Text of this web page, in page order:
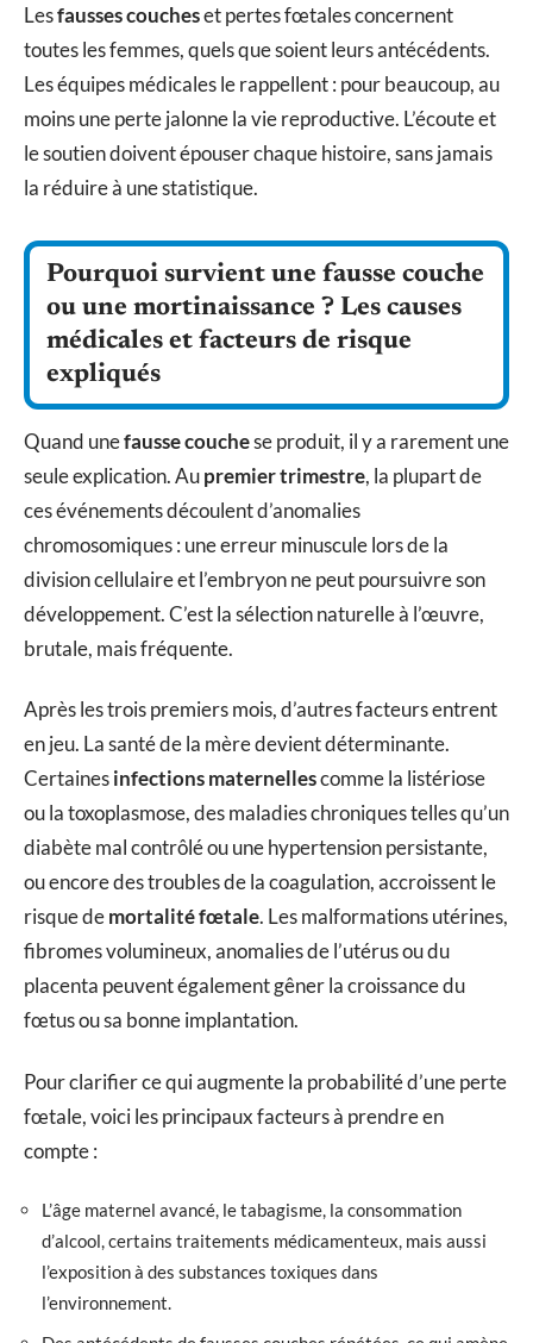
Lesfausses coucheset pertes fœtales concernent
toutes les femmes, quels que soient leurs antécédents.
Les équipes médicales le rappellent : pour beaucoup, au
moins une perte jalonne la vie reproductive. L’écoute et
le soutien doivent épouser chaque histoire, sans jamais
la réduire à une statistique.
Pourquoi survient une fausse couche
ou une mortinaissance ? Les causes
médicales et facteurs de risque
expliqués
Quand unefausse couchese produit, il y a rarement une
seule explication. Aupremier trimestre, la plupart de
ces événements découlent d’anomalies
chromosomiques : une erreur minuscule lors de la
division cellulaire et l’embryon ne peut poursuivre son
développement. C’est la sélection naturelle à l’œuvre,
brutale, mais fréquente.
Après les trois premiers mois, d’autres facteurs entrent
en jeu. La santé de la mère devient déterminante.
Certainesinfections maternellescomme la listériose
ou la toxoplasmose, des maladies chroniques telles qu’un
diabète mal contrôlé ou une hypertension persistante,
ou encore des troubles de la coagulation, accroissent le
risque demortalité fœtale. Les malformations utérines,
fibromes volumineux, anomalies de l’utérus ou du
placenta peuvent également gêner la croissance du
fœtus ou sa bonne implantation.
Pour clarifier ce qui augmente la probabilité d’une perte
fœtale, voici les principaux facteurs à prendre en
compte :
L’âge maternel avancé, le tabagisme, la consommation
d’alcool, certains traitements médicamenteux, mais aussi
l’exposition à des substances toxiques dans
l’environnement.